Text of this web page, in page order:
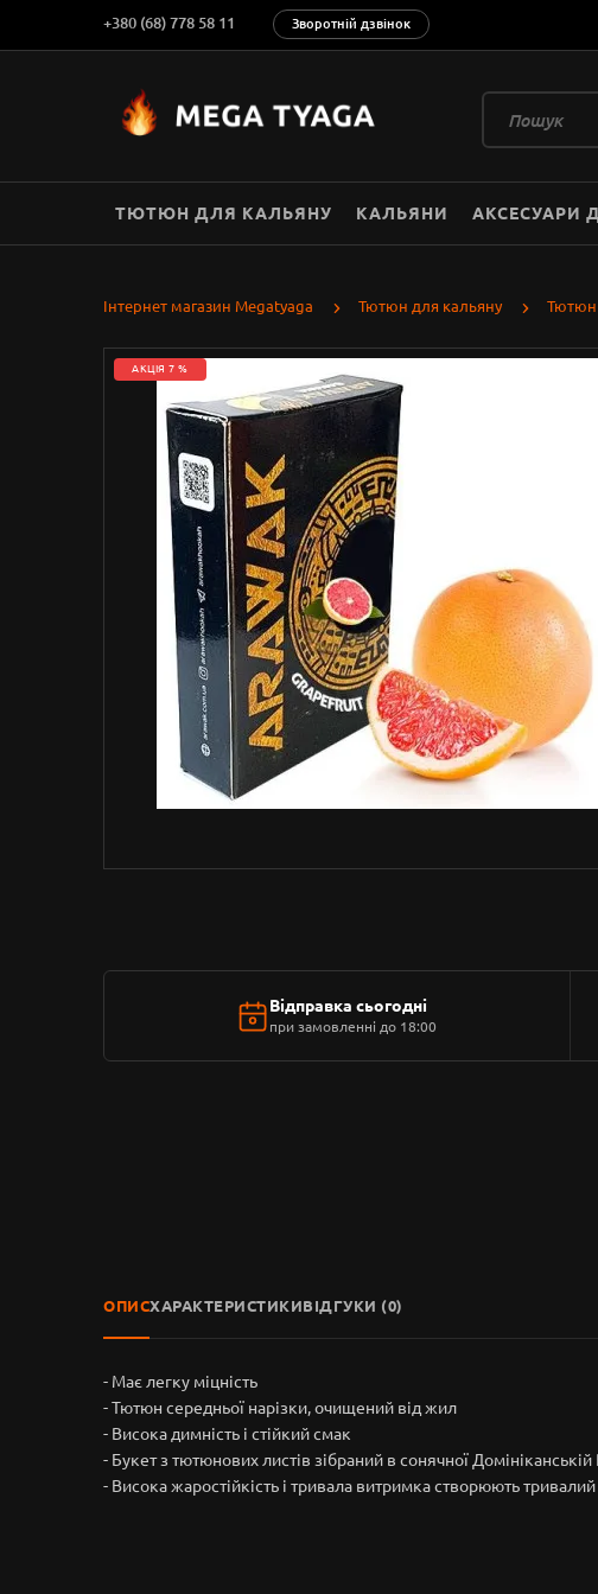
+380 (68) 778 58 11 Зворотній дзвінок
ТЮТЮН ДЛЯ КАЛЬЯНУ КАЛЬЯНИ АКСЕСУАРИ
Інтернет магазин Megatyaga Тютюн для кальяну Тютюн
АКЦІЯ 7 %
Відправка сьогодні
при замовленні до 18:00
ОПИСХАРАКТЕРИСТИКИВІДГУКИ (0)
- Має легку міцність
- Тютюн середньої нарізки, очищений від жил
- Висока димність і стійкий смак
- Букет з тютюнових листів зібраний в сонячної
- Висока жаростійкість і тривала витримка створюють